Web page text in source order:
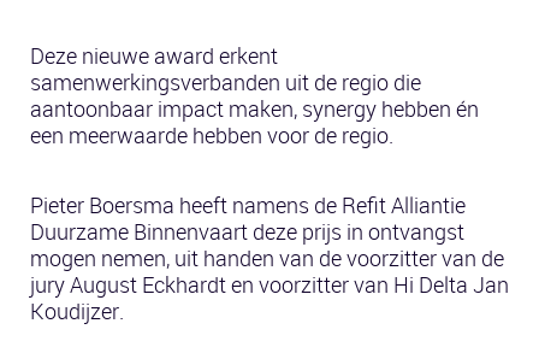
Deze nieuwe award erkent
samenwerkingsverbanden uit de regio die
aantoonbaar impact maken, synergy hebben én
een meerwaarde hebben voor de regio.
Pieter Boersma heeft namens de Refit Alliantie
Duurzame Binnenvaart deze prijs in ontvangst
mogen nemen, uit handen van de voorzitter van de
juryAugust Eckhardten voorzitter van Hi Delta Jan
Koudijzer.